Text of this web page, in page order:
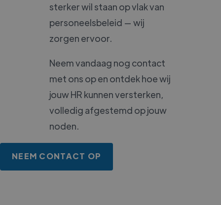
sterker wil staan op vlak van
personeelsbeleid — wij
zorgen ervoor.
Neem vandaag nog contact
met ons op en ontdek hoe wij
jouw HR kunnen versterken,
volledig afgestemd op jouw
noden.
NEEM CONTACT OP